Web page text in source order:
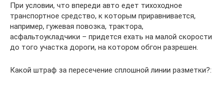
При условии, что впереди авто едет тихоходное
транспортное средство, к которым приравнивается,
например, гужевая повозка, трактора,
асфальтоукладчики – придется ехать на малой скорости
до того участка дороги, на котором обгон разрешен.
Какой штраф за пересечение сплошной линии разметки?: